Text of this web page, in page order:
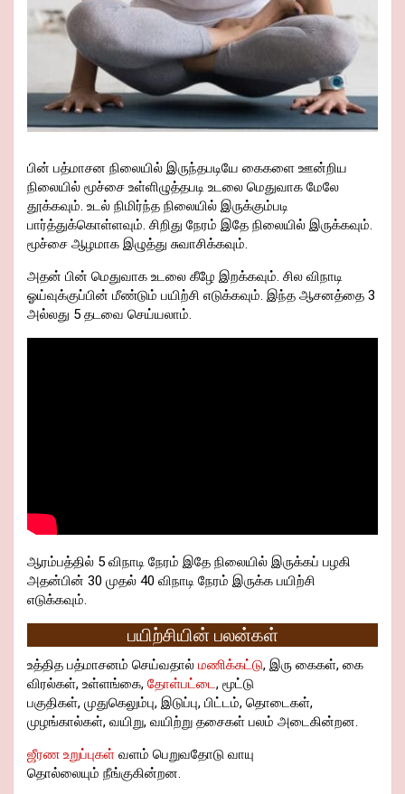
பின் பத்மாசன நிலையில் இருந்தபடியே கைகளை ஊன்றிய
நிலையில் மூச்சை உள்ளிழுத்தபடி உடலை மெதுவாக மேலே
தூக்கவும். உடல் நிமிர்ந்த நிலையில் இருக்கும்படி
பார்த்துக்கொள்ளவும். சிறிது நேரம் இதே நிலையில் இருக்கவும்.
மூச்சை ஆழமாக இழுத்து சுவாசிக்கவும்.
அதன் பின் மெதுவாக உடலை கீழே இறக்கவும். சில விநாடி
ஓய்வுக்குப்பின் மீண்டும் பயிற்சி எடுக்கவும். இந்த ஆசனத்தை 3
அல்லது 5 தடவை செய்யலாம்.
ஆரம்பத்தில் 5 விநாடி நேரம் இதே நிலையில் இருக்கப் பழகி
அதன்பின் 30 முதல் 40 விநாடி நேரம் இருக்க பயிற்சி
எடுக்கவும்.
பயிற்சியின் பலன்கள்
உத்தித பத்மாசனம் செய்வதால் மணிக்கட்டு, இரு கைகள், கை
விரல்கள், உள்ளங்கை, தோள்பட்டை, மூட்டு
பகுதிகள், முதுகெலும்பு, இடுப்பு, பிட்டம், தொடைகள்,
முழங்கால்கள், வயிறு, வயிற்று தசைகள் பலம் அடைகின்றன.
ஜீரண உறுப்புகள் வளம் பெறுவதோடு வாயு
தொல்லையும் நீங்குகின்றன.